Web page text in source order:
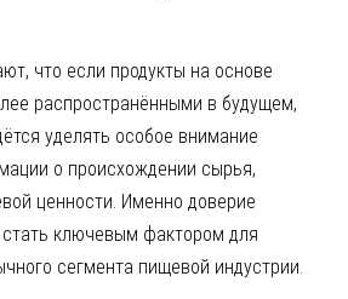
что если продукты на основе
распространёнными в будущем,
уделять особое внимание
о происхождении сырья,
ценности. Именно доверие
ключевым фактором для
сегмента пищевой индустрии.